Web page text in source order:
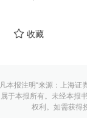
收藏
凡本报注明“来源：上海证
属于本报所有。未经本报
权利。如需获得